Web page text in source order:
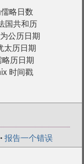
略日数
国共和历
公历日期
太历日期
历日期
时间戳
• 报告一个错误